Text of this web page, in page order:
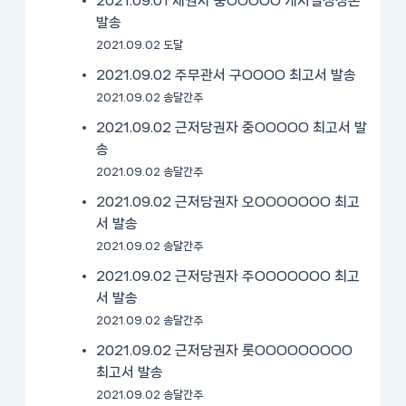
발송
2021.09.02 도달
2021.09.02 주무관서 구OOOO 최고서 발송
2021.09.02 송달간주
2021.09.02 근저당권자 중OOOOO 최고서 발
송
2021.09.02 송달간주
2021.09.02 근저당권자 오OOOOOOO 최고
서 발송
2021.09.02 송달간주
2021.09.02 근저당권자 주OOOOOOO 최고
서 발송
2021.09.02 송달간주
2021.09.02 근저당권자 롯OOOOOOOOO
최고서 발송
2021.09.02 송달간주